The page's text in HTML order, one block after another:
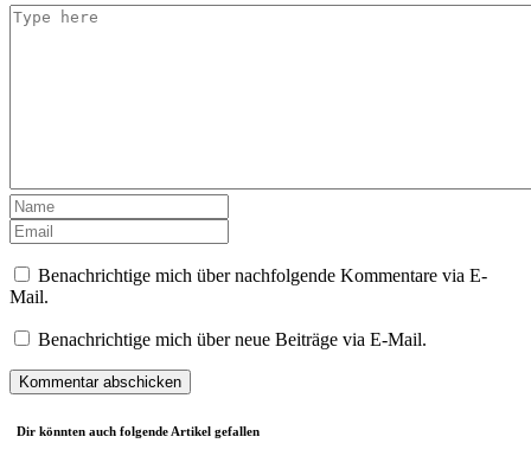
Benachrichtige mich über nachfolgende Kommentare via E-
Mail.
Benachrichtige mich über neue Beiträge via E-Mail.
Dir könnten auch folgende Artikel gefallen